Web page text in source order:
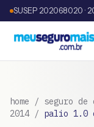
SUSEP 202068020 ·
home / seguro de
2014/ palio 1.0